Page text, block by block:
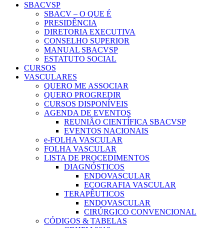
SBACVSP
SBACV – O QUE É
PRESIDÊNCIA
DIRETORIA EXECUTIVA
CONSELHO SUPERIOR
MANUAL SBACVSP
ESTATUTO SOCIAL
CURSOS
VASCULARES
QUERO ME ASSOCIAR
QUERO PROGREDIR
CURSOS DISPONÍVEIS
AGENDA DE EVENTOS
REUNIÃO CIENTÍFICA SBACVSP
EVENTOS NACIONAIS
e-FOLHA VASCULAR
FOLHA VASCULAR
LISTA DE PROCEDIMENTOS
DIAGNÓSTICOS
ENDOVASCULAR
ECOGRAFIA VASCULAR
TERAPÊUTICOS
ENDOVASCULAR
CIRÚRGICO CONVENCIONAL
CÓDIGOS & TABELAS